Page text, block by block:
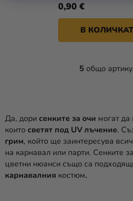
0,90 €
В
К
Р
О
Л
Н
И
5 общо
Да, дори сенките за очи могат да
които светят под UV лъчение.
грим, който ще заинтересува
на карнавал или парти. Сенките
цветни нюанси също са
карнавалния костюм.